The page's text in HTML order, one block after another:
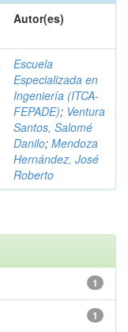
Autor(es)
Escuela
Especializada en
Ingeniería (ITCA-
FEPADE); Ventura
Santos, Salomé
Danilo; Mendoza
Hernández, José
Roberto
1
1